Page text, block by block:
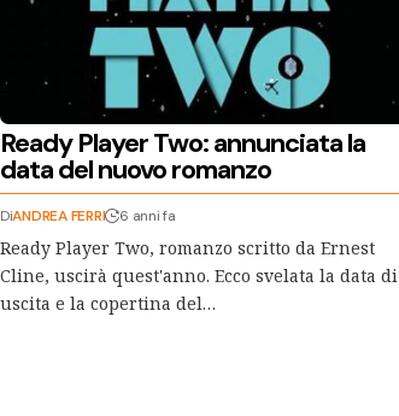
Ready Player Two: annunciata la
data del nuovo romanzo
DiANDREA FERRI 6 anni fa
Ready Player Two, romanzo scritto da Ernest
Cline, uscirà quest'anno. Ecco svelata la data di
uscita e la copertina del…